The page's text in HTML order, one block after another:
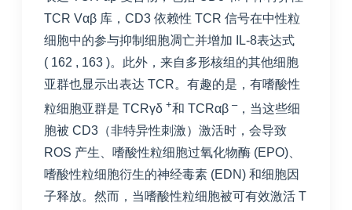
TCR Vαβ 库，CD3 依赖性 TCR 信号在中性粒
细胞中的参与抑制细胞凋亡并增加 IL-8表达式
( 162 , 163 )。此外，来自多形核组的其他细胞
亚群也显示出表达 TCR。有趣的是，有嗜酸性
粒细胞亚群是 TCRγδ +和 TCRαβ –，当这些细
胞被 CD3（非特异性刺激）激活时，会导致
ROS 产生、嗜酸性粒细胞过氧化物酶 (EPO)、
嗜酸性粒细胞衍生的神经毒素 (EDN) 和细胞因
子释放。然而，当嗜酸性粒细胞被可有效激活 T